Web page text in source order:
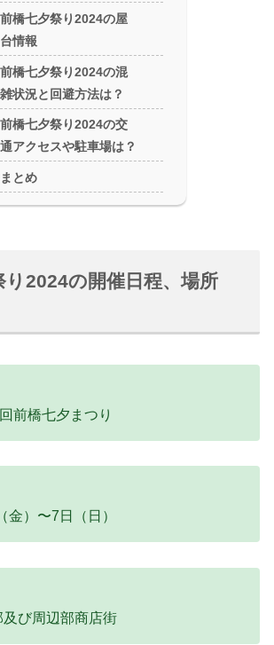
前橋七夕祭り2024の屋
台情報
前橋七夕祭り2024の混
雑状況と回避方法は？
前橋七夕祭り2024の交
通アクセスや駐車場は？
まとめ
り2024の開催日程、場所
前橋七夕まつり
金）〜7日（日）
及び周辺部商店街